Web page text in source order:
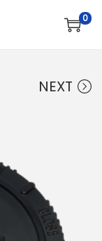
0
NEXT